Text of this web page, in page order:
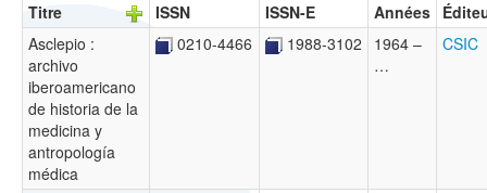
Titre ISSN ISSN-E Années
Asclepio :
archivo
iberoamericano
de historia de la
medicina y
antropología
médica
0210-4466 1988-3102
1964 –
…
CSIC